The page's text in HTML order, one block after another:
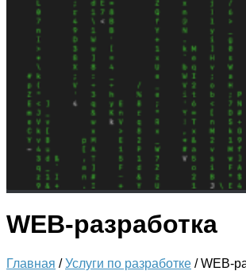
WEB-разработка
Главная /Услуги по разработке / WEB-